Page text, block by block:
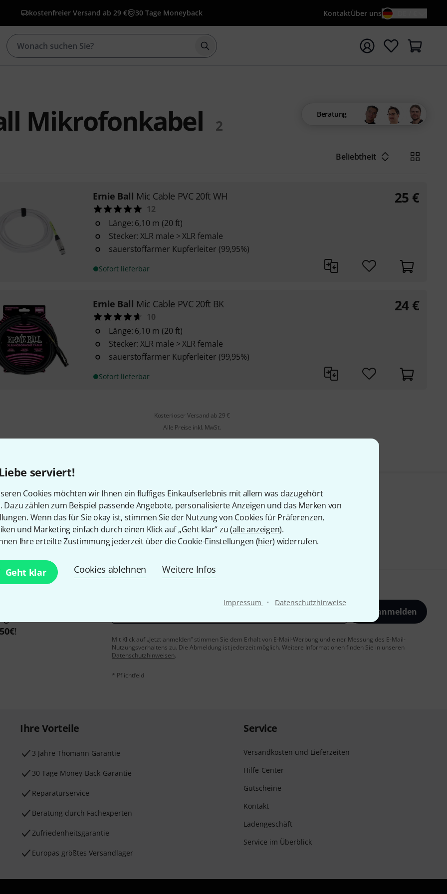
serviert!
Cookies möchten wir Ihnen ein fluffiges Einkaufserlebnis mit allem was dazugehört
Dazu zählen zum Beispiel passende Angebote, personalisierte Anzeigen und das Merken von
Wenn das für Sie okay ist, stimmen Sie der Nutzung von Cookies für Präferenzen,
und Marketing einfach durch einen Klick auf „Geht klar“ zu (alle anzeigen).
Ihre erteilte Zustimmung jederzeit über die Cookie-Einstellungen (hier) widerrufen.
Geht klar Cookies ablehnen Weitere Infos
Impressum · Datenschutzhinweise
kostenfreier Versand ab 29 € 30 Tage Moneyback KontaktÜber uns
Suche mit Suchwort {searchTerm} starten
Mikrofonkabel 2
Beratung
Beliebtheit
Ernie Ball Mic Cable PVC 20ft WH
12
Länge: 6,10 m (20 ft)
Stecker: XLR male > XLR female
sauerstoffarmer Kupferleiter (99,95%)
Sofort lieferbar
25 €
Ernie Ball Mic Cable PVC 20ft BK
10
Länge: 6,10 m (20 ft)
Stecker: XLR male > XLR female
sauerstoffarmer Kupferleiter (99,95%)
Sofort lieferbar
24 €
Kostenloser Versand ab 29 €
Alle Preise inkl. MwSt.
Gefällt Ihnen, was Sie sehen?
Teilen Hilfe & Feedback
mit etwas Glück
50€!
Jetzt anmelden
Mit Klick auf „Jetzt anmelden“ stimmen Sie dem Erhalt von E-Mail-Werbung und einer Messung des E-Mail-
Nutzungsverhaltens zu. Die Abmeldung ist jederzeit möglich. Weitere Informationen finden Sie in unseren
Datenschutzhinweisen.
* Pflichtfeld
Ihre Vorteile
3 Jahre Thomann Garantie
30 Tage Money-Back-Garantie
Reparaturservice
Beratung durch Fachexperten
Zufriedenheitsgarantie
Europas größtes Versandlager
Service
Versandkosten und Lieferzeiten
Hilfe-Center
Gutscheine
Kontakt
Ladengeschäft
Service im Überblick